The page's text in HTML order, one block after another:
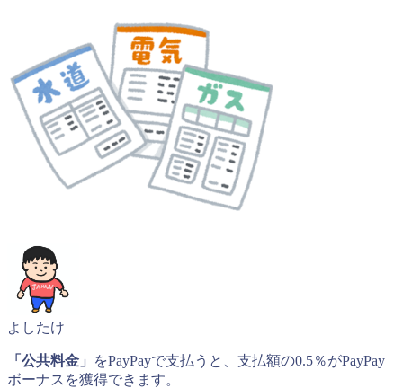
よしたけ
「公共料金」
をPayPayで支払うと、支払額の0.5％がPayPay
ボーナスを獲得できます。